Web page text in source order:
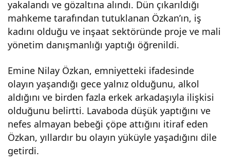
yakalandı ve gözaltına alındı. Dün çıkarıldığı
mahkeme tarafından tutuklanan Özkan’ın, iş
kadını olduğu ve inşaat sektöründe proje ve mali
yönetim danışmanlığı yaptığı öğrenildi.
Emine Nilay Özkan, emniyetteki ifadesinde
olayın yaşandığı gece yalnız olduğunu, alkol
aldığını ve birden fazla erkek arkadaşıyla ilişkisi
olduğunu belirtti. Lavaboda düşük yaptığını ve
nefes almayan bebeği çöpe attığını itiraf eden
Özkan, yıllardır bu olayın yüküyle yaşadığını dile
getirdi.
nı
ak
orta
ya